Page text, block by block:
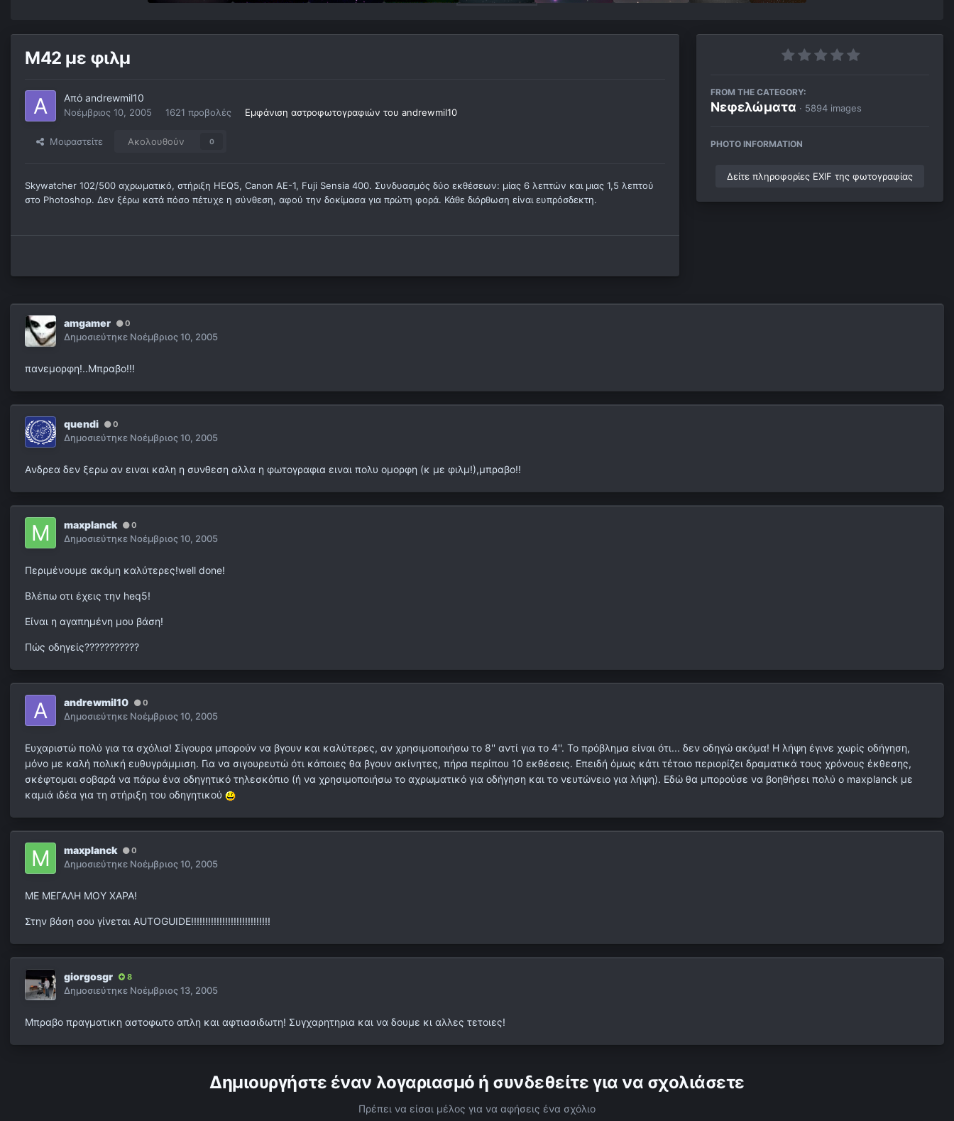
M42 με φιλμ
Από andrewmil10
Νοέμβριος 10, 2005 1621 προβολές Εμφάνιση αστροφωτογραφιών του andrewmil10
Μοιραστείτε Ακολουθούν 0
Skywatcher 102/500 αχρωματικό, στήριξη HEQ5, Canon AE-1, Fuji Sensia 400. Συνδυασμός δύο εκθέσεων: μίας 6 λεπτών και μιας 1,5 λεπτού
στο Photoshop. Δεν ξέρω κατά πόσο πέτυχε η σύνθεση, αφού την δοκίμασα για πρώτη φορά. Κάθε διόρθωση είναι ευπρόσδεκτη.
FROM THE CATEGORY:
Νεφελώματα · 5894 images
PHOTO INFORMATION
Δείτε πληροφορίες EXIF της φωτογραφίας
amgamer 0
Δημοσιεύτηκε Νοέμβριος 10, 2005
πανεμορφη!..Μπραβο!!!
quendi 0
Δημοσιεύτηκε Νοέμβριος 10, 2005
Aνδρεα δεν ξερω αν ειναι καλη η συνθεση αλλα η φωτογραφια ειναι πολυ ομορφη (κ με φιλμ!),μπραβο!!
maxplanck 0
Δημοσιεύτηκε Νοέμβριος 10, 2005
Περιμένουμε ακόμη καλύτερες!well done!
Bλέπω οτι έχεις την heq5!
Eίναι η αγαπημένη μου βάση!
Πώς οδηγείς???????????
andrewmil10 0
Δημοσιεύτηκε Νοέμβριος 10, 2005
Ευχαριστώ πολύ για τα σχόλια! Σίγουρα μπορούν να βγουν και καλύτερες, αν χρησιμοποιήσω το 8'' αντί για το 4''. Το πρόβλημα είναι ότι... δεν οδηγώ ακόμα! Η λήψη έγινε χωρίς οδήγηση,
μόνο με καλή πολική ευθυγράμμιση. Για να σιγουρευτώ ότι κάποιες θα βγουν ακίνητες, πήρα περίπου 10 εκθέσεις. Επειδή όμως κάτι τέτοιο περιορίζει δραματικά τους χρόνους έκθεσης,
σκέφτομαι σοβαρά να πάρω ένα οδηγητικό τηλεσκόπιο (ή να χρησιμοποιήσω το αχρωματικό για οδήγηση και το νευτώνειο για λήψη). Εδώ θα μπορούσε να βοηθήσει πολύ ο maxplanck με
καμιά ιδέα για τη στήριξη του οδηγητικού
maxplanck 0
Δημοσιεύτηκε Νοέμβριος 10, 2005
MΕ ΜΕΓΑΛΗ ΜΟΥ ΧΑΡΑ!
Στην βάση σου γίνεται AUTOGUIDE!!!!!!!!!!!!!!!!!!!!!!!!!!!!
giorgosgr 8
Δημοσιεύτηκε Νοέμβριος 13, 2005
Μπραβο πραγματικη αστοφωτο απλη και αφτιασιδωτη! Συγχαρητηρια και να δουμε κι αλλες τετοιες!
Δημιουργήστε έναν λογαριασμό ή συνδεθείτε για να σχολιάσετε
Πρέπει να είσαι μέλος για να αφήσεις ένα σχόλιο